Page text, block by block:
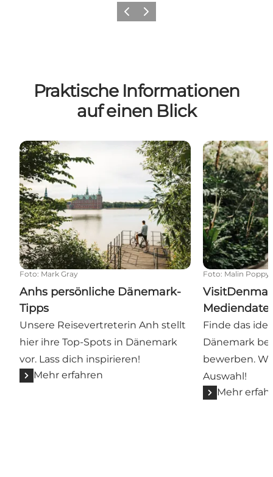
ZurückWeiter
Praktische Informationen
auf einen Blick
Anhs persönliche Dänemark-Tipps
Foto: Mark Gray
Anhs persönliche Dänemark-
Tipps
Unsere Reisevertreterin Anh stellt
hier ihre Top-Spots in Dänemark
vor. Lass dich inspirieren!
Mehr erfahren
Foto: Malin Poppy
Finde das
Dänemark
bewerben.
Auswahl!
Mehr